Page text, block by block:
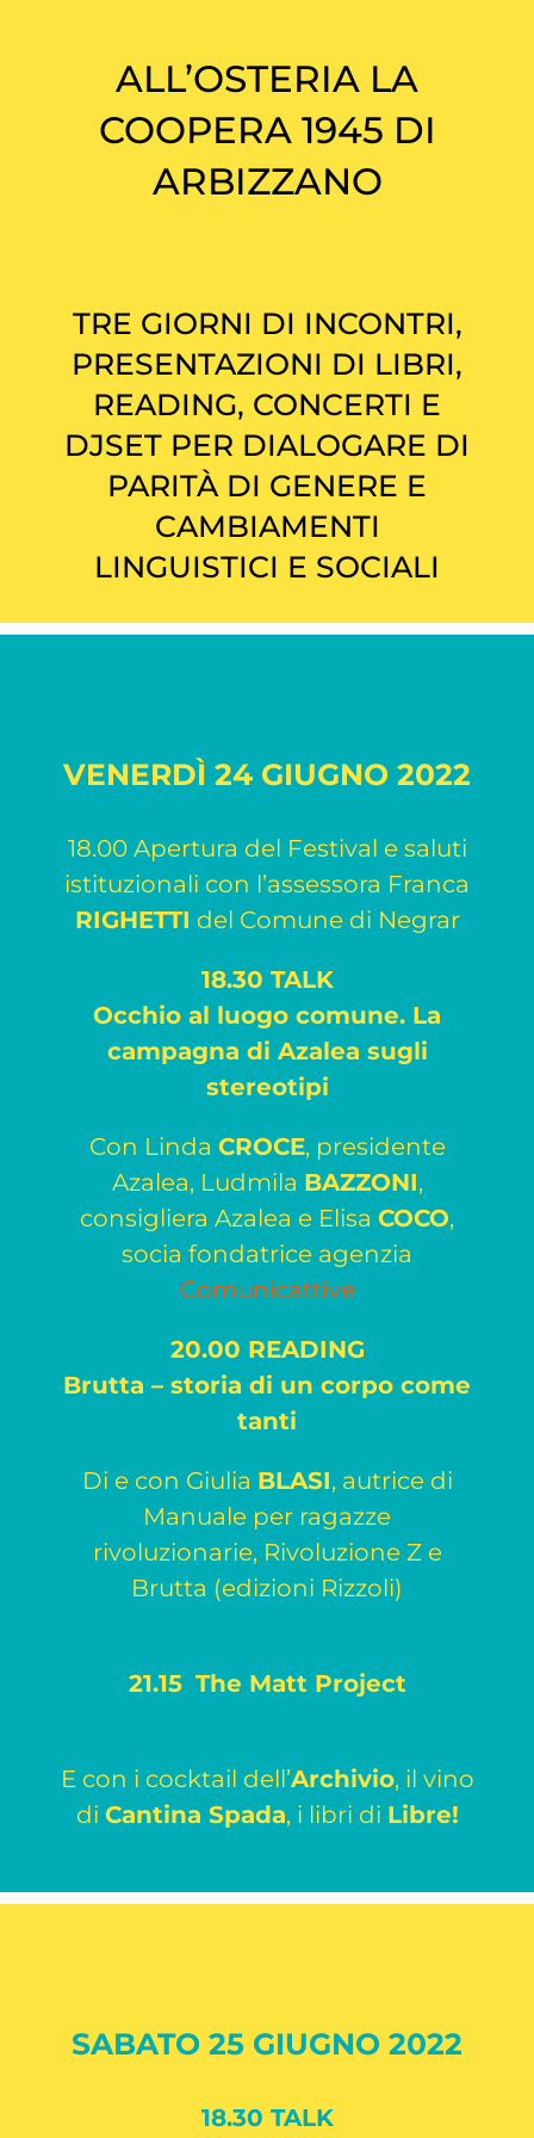
ALL’OSTERIA LA
COOPERA 1945 DI
ARBIZZANO
TRE GIORNI DI INCONTRI,
PRESENTAZIONI DI LIBRI,
READING, CONCERTI E
DJSET PER DIALOGARE DI
PARITÀ DI GENERE E
CAMBIAMENTI
LINGUISTICI E SOCIALI
VENERDÌ 24 GIUGNO 2022
18.00 Apertura del Festival e saluti
istituzionali con l’assessora Franca
RIGHETTI del Comune di Negrar
18.30 TALK
Occhio al luogo comune. La
campagna di Azalea sugli
stereotipi
Con Linda CROCE, presidente
Azalea, Ludmila BAZZONI,
consigliera Azalea e Elisa COCO,
socia fondatrice agenzia
Comunicattive
20.00 READING
Brutta – storia di un corpo come
tanti
Di e con Giulia BLASI, autrice di
Manuale per ragazze
rivoluzionarie, Rivoluzione Z e
Brutta (edizioni Rizzoli)
21.15 The Matt Project
E con i cocktail dell’Archivio, il vino
di Cantina Spada, i libri di Libre!
SABATO 25 GIUGNO 2022
18.30 TALK